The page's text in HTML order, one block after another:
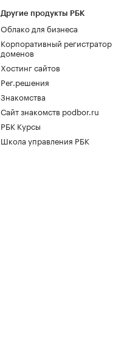
Другие продукты РБК
Облако для бизнеса
Корпоративный регистратор
доменов
Хостинг сайтов
Рег.решения
Знакомства
Сайт знакомств podbor.ru
РБК Курсы
Школа управления РБК